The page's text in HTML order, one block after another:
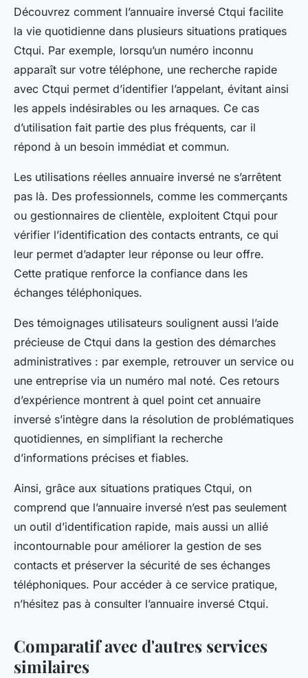
Découvrez comment l’annuaire inversé Ctqui facilite
la vie quotidienne dans plusieurs situations pratiques
Ctqui. Par exemple, lorsqu’un numéro inconnu
apparaît sur votre téléphone, une recherche rapide
avec Ctqui permet d’identifier l’appelant, évitant ainsi
les appels indésirables ou les arnaques. Ce cas
d’utilisation fait partie des plus fréquents, car il
répond à un besoin immédiat et commun.
Les utilisations réelles annuaire inversé ne s’arrêtent
pas là. Des professionnels, comme les commerçants
ou gestionnaires de clientèle, exploitent Ctqui pour
vérifier l’identification des contacts entrants, ce qui
leur permet d’adapter leur réponse ou leur offre.
Cette pratique renforce la confiance dans les
échanges téléphoniques.
Des témoignages utilisateurs soulignent aussi l’aide
précieuse de Ctqui dans la gestion des démarches
administratives : par exemple, retrouver un service ou
une entreprise via un numéro mal noté. Ces retours
d’expérience montrent à quel point cet annuaire
inversé s’intègre dans la résolution de problématiques
quotidiennes, en simplifiant la recherche
d’informations précises et fiables.
Ainsi, grâce aux situations pratiques Ctqui, on
comprend que l’annuaire inversé n’est pas seulement
un outil d’identification rapide, mais aussi un allié
incontournable pour améliorer la gestion de ses
contacts et préserver la sécurité de ses échanges
téléphoniques. Pour accéder à ce service pratique,
n’hésitez pas à consulter l’annuaire inversé Ctqui.
Comparatif avec d'autres services
similaires